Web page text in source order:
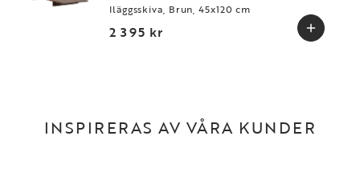
Iläggsskiva, Brun, 45x120 cm
2 395 kr
INSPIRERAS AV VÅRA KUNDER